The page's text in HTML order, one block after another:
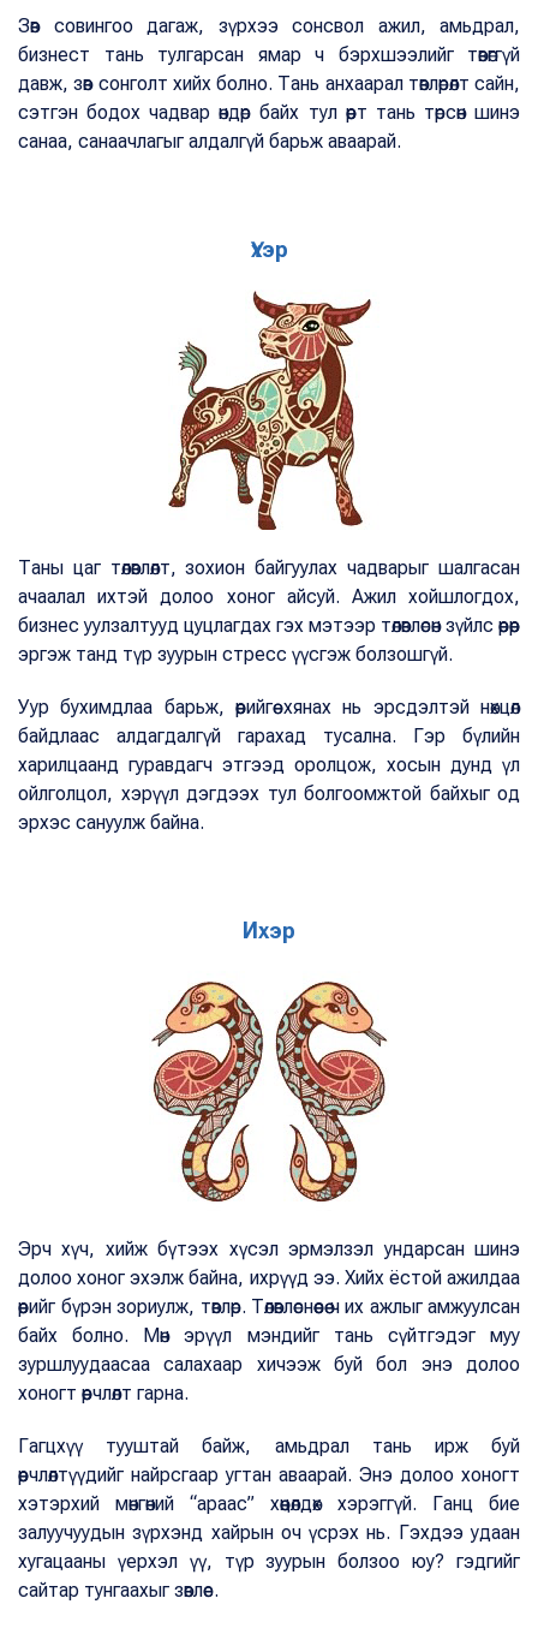
Зөв совингоо дагаж, зүрхээ сонсвол ажил, амьдрал,
бизнест тань тулгарсан ямар ч бэрхшээлийг төвөггүй
давж, зөв сонголт хийх болно. Тань анхаарал төвлөрөлт сайн,
сэтгэн бодох чадвар өндөр байх тул өөрт тань төрсөн шинэ
санаа, санаачлагыг алдалгүй барьж аваарай.
Үхэр
Таны цаг төлөвлөлт, зохион байгуулах чадварыг шалгасан
ачаалал ихтэй долоо хоног айсуй. Ажил хойшлогдох,
бизнес уулзалтууд цуцлагдах гэх мэтээр төлөвлөсөн зүйлс өөрөөр
эргэж танд түр зуурын стресс үүсгэж болзошгүй.
Уур бухимдлаа барьж, өөрийгөө хянах нь эрсдэлтэй нөхцөл
байдлаас алдагдалгүй гарахад тусална. Гэр бүлийн
харилцаанд гуравдагч этгээд оролцож, хосын дунд үл
ойлголцол, хэрүүл дэгдээх тул болгоомжтой байхыг од
эрхэс сануулж байна.
Ихэр
Эрч хүч, хийж бүтээх хүсэл эрмэлзэл ундарсан шинэ
долоо хоног эхэлж байна, ихрүүд ээ. Хийх ёстой ажилдаа
өөрийг бүрэн зориулж, төвлөр. Төлөвлөснөөсөө ч их ажлыг амжуулсан
байх болно. Мөн эрүүл мэндийг тань сүйтгэдэг муу
зуршлуудаасаа салахаар хичээж буй бол энэ долоо
хоногт өөрчлөлт гарна.
Гагцхүү тууштай байж, амьдрал тань ирж буй
өөрчлөлтүүдийг найрсгаар угтан аваарай. Энэ долоо хоногт
хэтэрхий мөнгөний “араас” хөөцөлдөх хэрэггүй. Ганц бие
залуучуудын зүрхэнд хайрын оч үсрэх нь. Гэхдээ удаан
хугацааны үерхэл үү, түр зуурын болзоо юу? гэдгийг
сайтар тунгаахыг зөвлөе.